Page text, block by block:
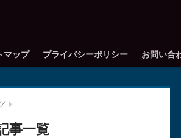
マップ プライバシーポリシー お問い合
事一覧